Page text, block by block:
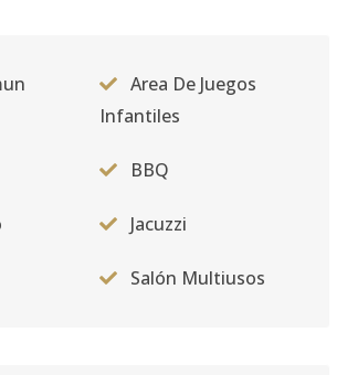
Area De Juegos
Infantiles
BBQ
Jacuzzi
Salón Multiusos